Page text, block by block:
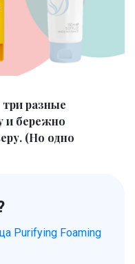
разные
и бережно
(Но одно
Purifying Foaming